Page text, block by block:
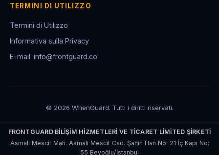
TERMINI DI UTILIZZO
Termini di Utilizzo
Informativa sulla Privacy
E-mail: info@frontguard.co
© 2026 WhenGuard. Tutti i diritti riservati.
FRONTGUARD BİLİŞİM HİZMETLERİ VE TİCARET LİMİTED ŞİRKETİ
Asmalı Mescit Mah. Asmalı Mescit Cad. Şahin Han No: 21 İç Kapı No:
55 Beyoğlu/İstanbul